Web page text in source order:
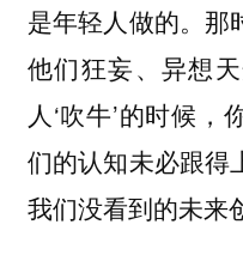
是年轻人做的。那
他们狂妄、异想
人‘吹牛’的时候
们的认知未必跟得
我们没看到的未来